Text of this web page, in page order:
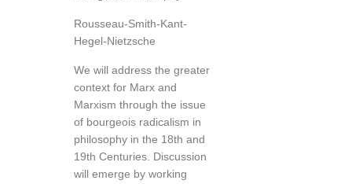
Rousseau-Smith-Kant-
Hegel-Nietzsche
We will address the greater
context for Marx and
Marxism through the issue
of bourgeois radicalism in
philosophy in the 18th and
19th Centuries. Discussion
will emerge by working